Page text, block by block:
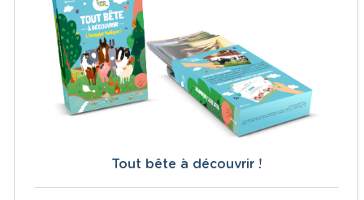
Tout bête à découvrir !